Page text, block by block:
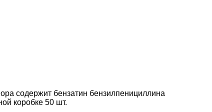
содержит бензатин бензилпенициллина
коробке 50 шт.